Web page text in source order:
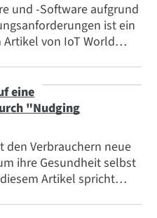
und -Software aufgrund
ist ein
von IoT World
Auswirkungen auf
Computing-
eine
"Nudging
den Verbrauchern neue
ihre Gesundheit selbst
Artikel spricht